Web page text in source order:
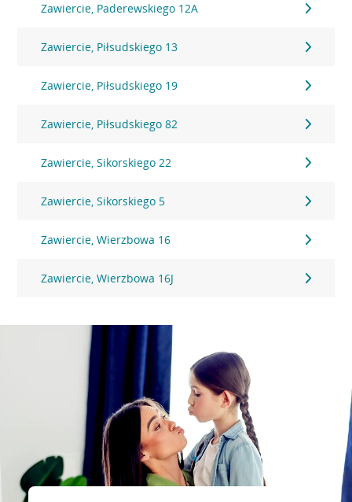
Zawiercie, Paderewskiego 12A
Zawiercie, Piłsudskiego 13
Zawiercie, Piłsudskiego 19
Zawiercie, Piłsudskiego 82
Zawiercie, Sikorskiego 22
Zawiercie, Sikorskiego 5
Zawiercie, Wierzbowa 16
Zawiercie, Wierzbowa 16J